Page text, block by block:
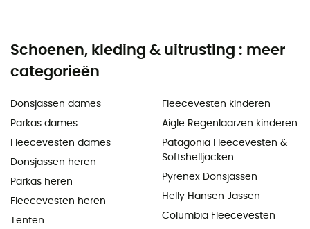
Schoenen, kleding & uitrusting : meer
categorieën
Donsjassen dames
Parkas dames
Fleecevesten dames
Donsjassen heren
Parkas heren
Fleecevesten heren
Tenten
Fleecevesten kinderen
Aigle Regenlaarzen kinderen
Patagonia Fleecevesten &
Softshelljacken
Pyrenex Donsjassen
Helly Hansen Jassen
Columbia Fleecevesten